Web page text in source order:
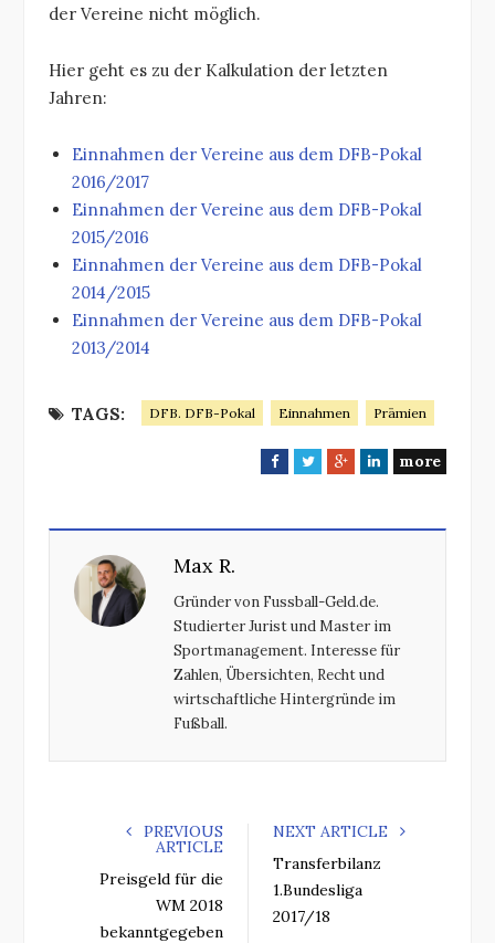
der Vereine nicht möglich.
Hier geht es zu der Kalkulation der letzten
Jahren:
Einnahmen der Vereine aus dem DFB-Pokal
2016/2017
Einnahmen der Vereine aus dem DFB-Pokal
2015/2016
Einnahmen der Vereine aus dem DFB-Pokal
2014/2015
Einnahmen der Vereine aus dem DFB-Pokal
2013/2014
TAGS: DFB. DFB-Pokal Einnahmen Prämien
F
T
G
L
more
Max R.
Gründer von Fussball-Geld.de.
Studierter Jurist und Master im
Sportmanagement. Interesse für
Zahlen, Übersichten, Recht und
wirtschaftliche Hintergründe im
Fußball.
PREVIOUS
ARTICLE
Preisgeld für die
WM 2018
bekanntgegeben
NEXT ARTICLE
Transferbilanz
1.Bundesliga
2017/18